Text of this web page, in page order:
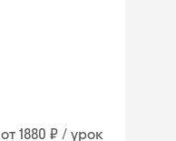
от 1880 ₽ / урок